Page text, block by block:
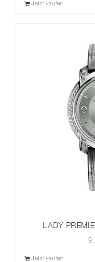
Jetzt kaufen
LADY
Jetzt kaufen